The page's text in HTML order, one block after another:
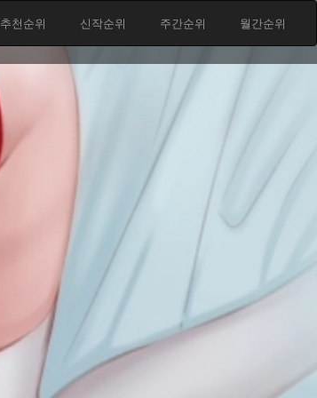
추천순위 신작순위 주간순위 월간순위